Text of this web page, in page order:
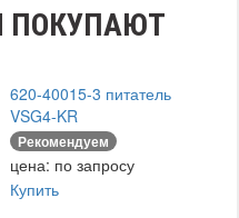
ПОКУПАЮТ
620-40015-3 питатель
VSG4-KR
Рекомендуем
цена: по запросу
Купить